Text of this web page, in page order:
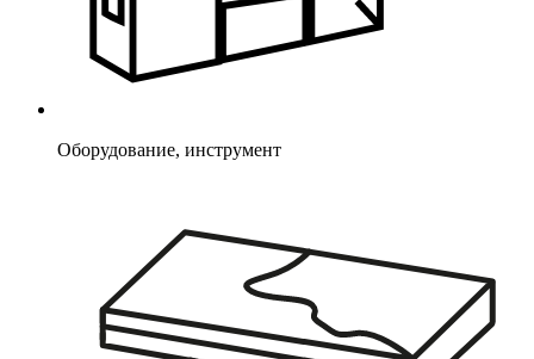
Оборудование, инструмент